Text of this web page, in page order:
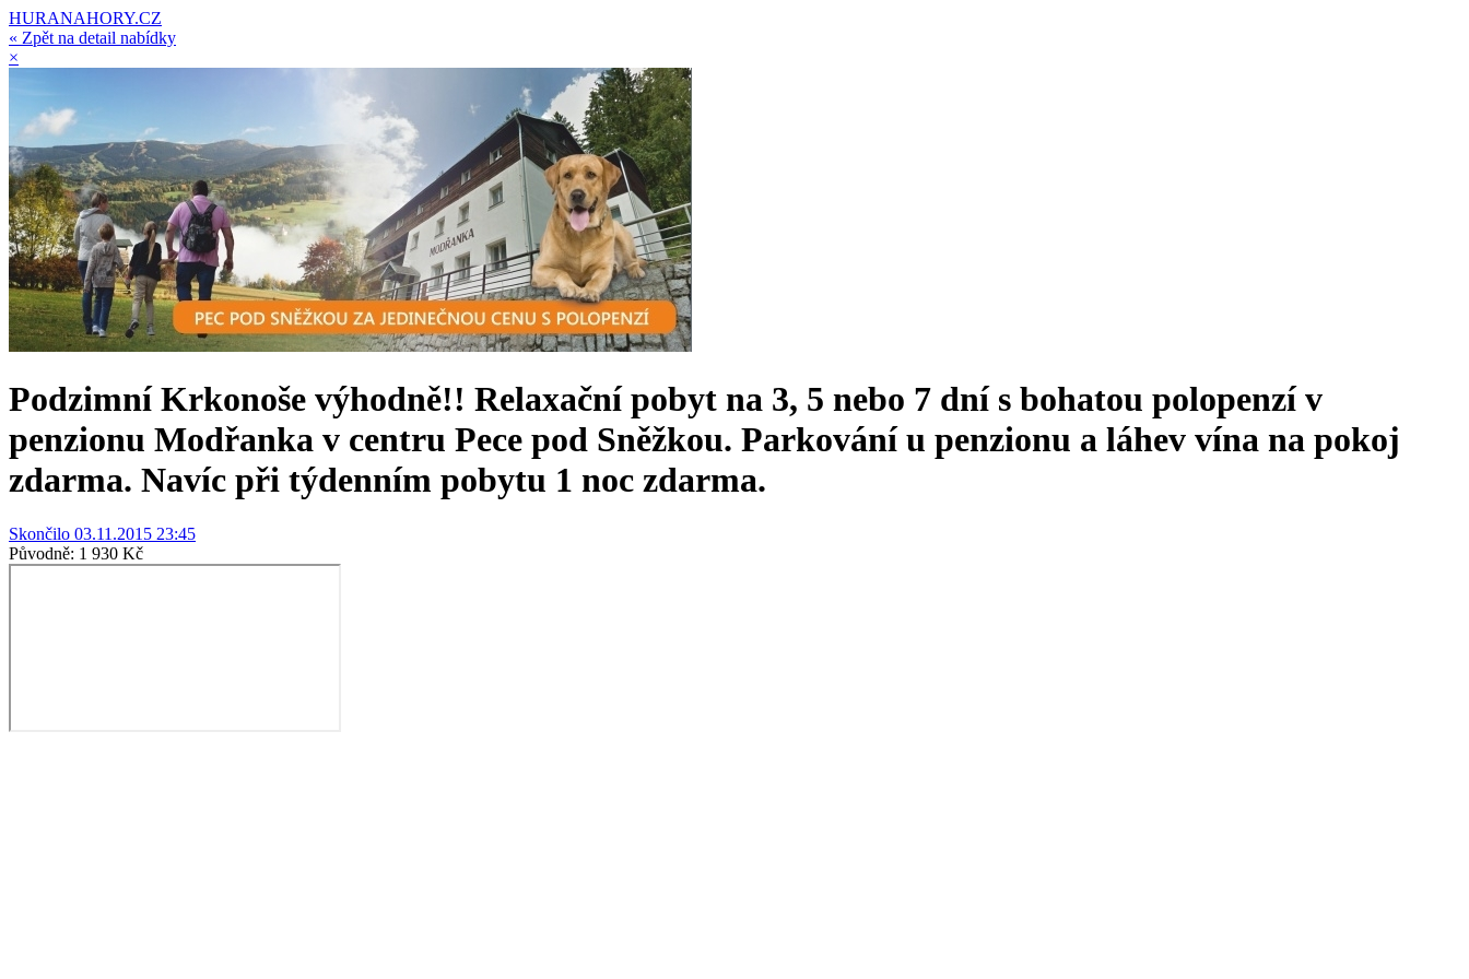
HURANAHORY.CZ
« Zpět na detail nabídky
×
Podzimní Krkonoše výhodně!! Relaxační pobyt na 3, 5 nebo 7 dní s bohatou polopenzí v
penzionu Modřanka v centru Pece pod Sněžkou. Parkování u penzionu a láhev vína na pokoj
zdarma. Navíc při týdenním pobytu 1 noc zdarma.
Skončilo 03.11.2015 23:45
Původně: 1 930 Kč